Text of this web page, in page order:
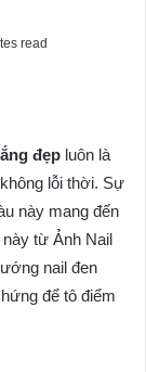
read
đẹp luôn là
lỗi thời. Sự
này mang đến
từ Ảnh Nail
nail đen
để tô điểm